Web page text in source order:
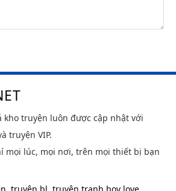
kho truyện luôn được cập nhật với
truyện VIP.
mọi lúc, mọi nơi, trên mọi thiết bị bạn